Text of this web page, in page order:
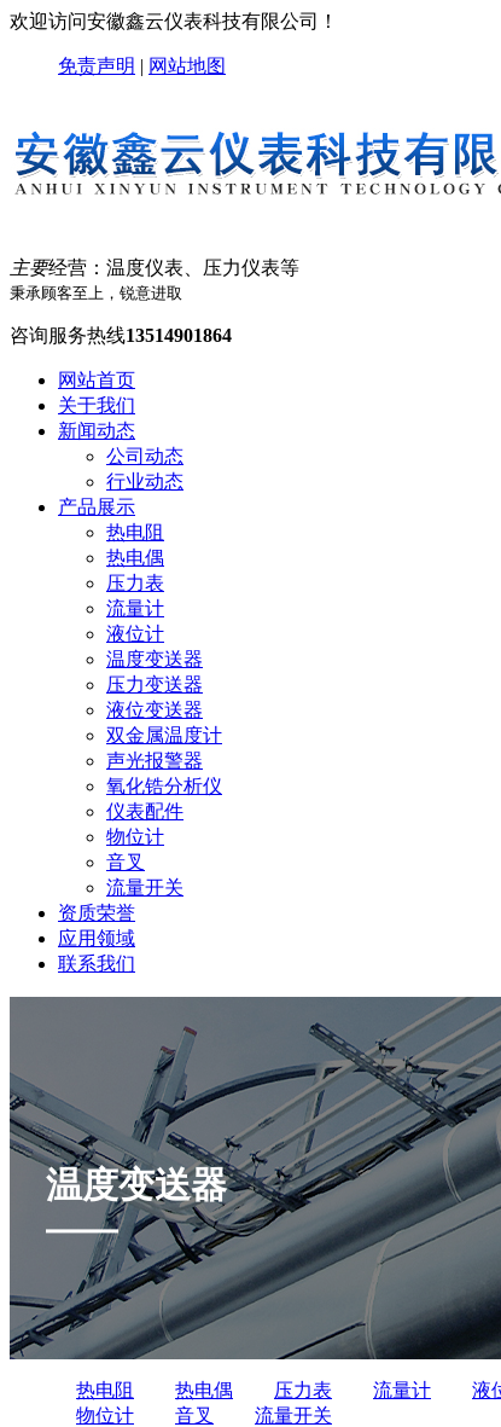
欢迎访问安徽鑫云仪表科技有限公司！
免责声明 | 网站地图
主要经营：温度仪表、压力仪表等
秉承顾客至上，锐意进取
咨询服务热线13514901864
网站首页
关于我们
新闻动态
公司动态
行业动态
产品展示
热电阻
热电偶
压力表
流量计
液位计
温度变送器
压力变送器
液位变送器
双金属温度计
声光报警器
氧化锆分析仪
仪表配件
物位计
音叉
流量开关
资质荣誉
应用领域
联系我们
温度变送器
热电阻 热电偶 压力表 流量计 液
物位计
音叉 流量开关